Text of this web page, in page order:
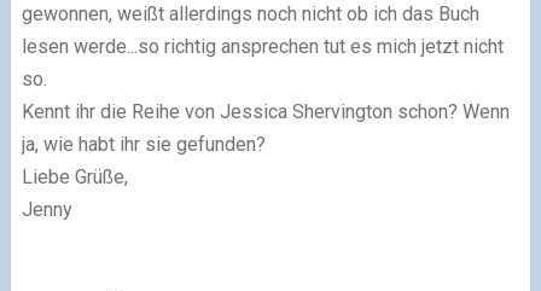
gewonnen, weißt allerdings noch nicht ob ich das Buch
lesen werde...so richtig ansprechen tut es mich jetzt nicht
so.
Kennt ihr die Reihe von Jessica Shervington schon? Wenn
ja, wie habt ihr sie gefunden?
Liebe Grüße,
Jenny